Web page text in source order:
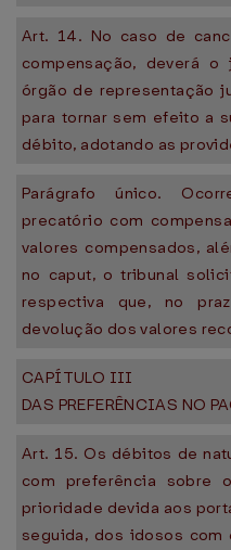
Art. 14. No caso de
compensação, deverá
órgão de representação
para tornar sem efeito a
débito, adotando as
Parágrafo único.
precatório com
valores compensados,
no caput, o tribunal
respectiva que, no
devolução dos valores
CAPÍTULO III
DAS PREFERÊNCIAS NO
Art. 15. Os débitos de
com preferência sobre
prioridade devida aos
seguida, dos idosos